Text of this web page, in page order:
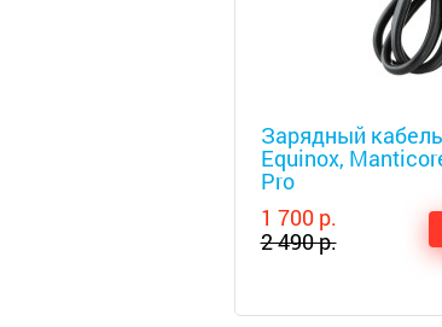
Зарядный
Equinox,
Pro
1 700 р.
2 490 р.